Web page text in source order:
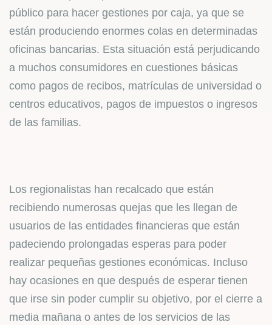
público para hacer gestiones por caja, ya que se
están produciendo enormes colas en determinadas
oficinas bancarias. Esta situación está perjudicando
a muchos consumidores en cuestiones básicas
como pagos de recibos, matrículas de universidad o
centros educativos, pagos de impuestos o ingresos
de las familias.
Los regionalistas han recalcado que están
recibiendo numerosas quejas que les llegan de
usuarios de las entidades financieras que están
padeciendo prolongadas esperas para poder
realizar pequeñas gestiones económicas. Incluso
hay ocasiones en que después de esperar tienen
que irse sin poder cumplir su objetivo, por el cierre a
media mañana o antes de los servicios de las